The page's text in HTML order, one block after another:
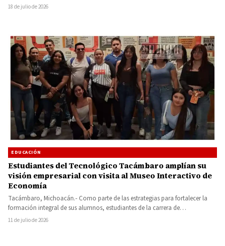
18 de julio de 2026
EDUCACIÓN
Estudiantes del Tecnológico Tacámbaro amplían su
visión empresarial con visita al Museo Interactivo de
Economía
Tacámbaro, Michoacán.- Como parte de las estrategias para fortalecer la
formación integral de sus alumnos, estudiantes de la carrera de…
11 de julio de 2026